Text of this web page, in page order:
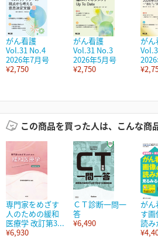
がん看護
Vol.31 No.4
2026年7月号
¥2,750
がん看護
Vol.31 No.3
2026年5月号
¥2,750
が
この商品を買った人は、こんな商
専門家をめざす
人のための緩和
医療学 改訂第3...
¥6,930
ＣＴ診断一問一
答
¥6,490
がん
す画
読み